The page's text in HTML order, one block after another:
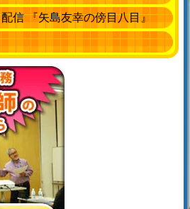
信 『矢島友幸の傍目八目』